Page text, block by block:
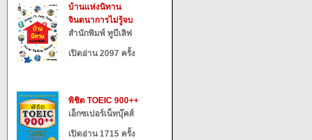
บ้านแห่งนิทาน
จินตนาการไม่รู้จบ
สำนักพิมพ์ ทูบีเลิฟ
เปิดอ่าน 2097 ครั้ง
พิชิต TOEIC 900++
เอ็กซเปอร์เน็ทบุ๊คส์
เปิดอ่าน 1715 ครั้ง